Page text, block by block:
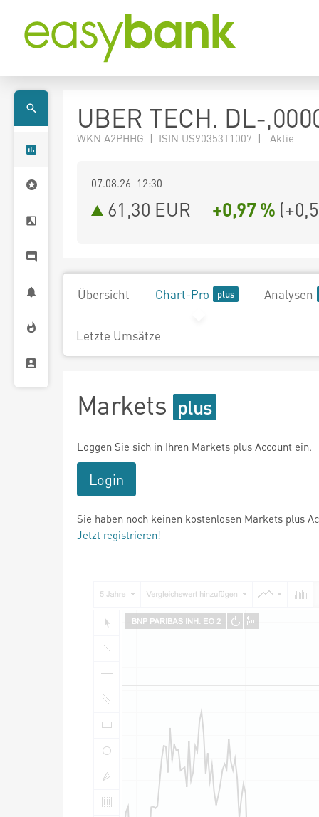
UBER TECH. DL-
WKN A2PHHG | ISIN US90353T1007 | Aktie
07.08.26 12:30
61,30 EUR +0,97 % (
Übersicht Chart-Pro Analysen
Letzte Umsätze
Markets
Loggen Sie sich in Ihren Markets plus Account ein.
Login
Sie haben noch keinen kostenlosen Markets plus
Jetzt registrieren!